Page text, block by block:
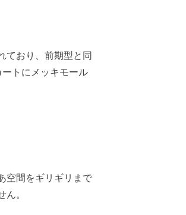
ており、前期型と同
トにメッキモール
空間をギリギリまで
。